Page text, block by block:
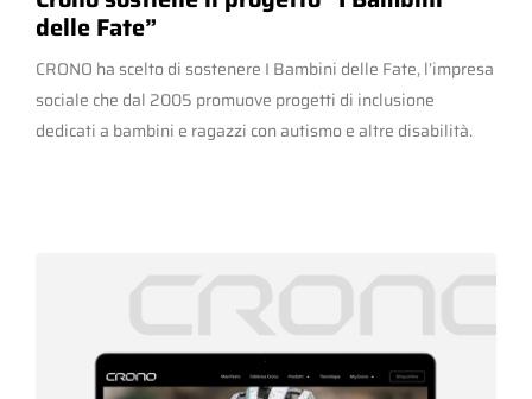
delle Fate”
CRONO ha scelto di sostenere I Bambini delle Fate, l’impresa
sociale che dal 2005 promuove progetti di inclusione
dedicati a bambini e ragazzi con autismo e altre disabilità.